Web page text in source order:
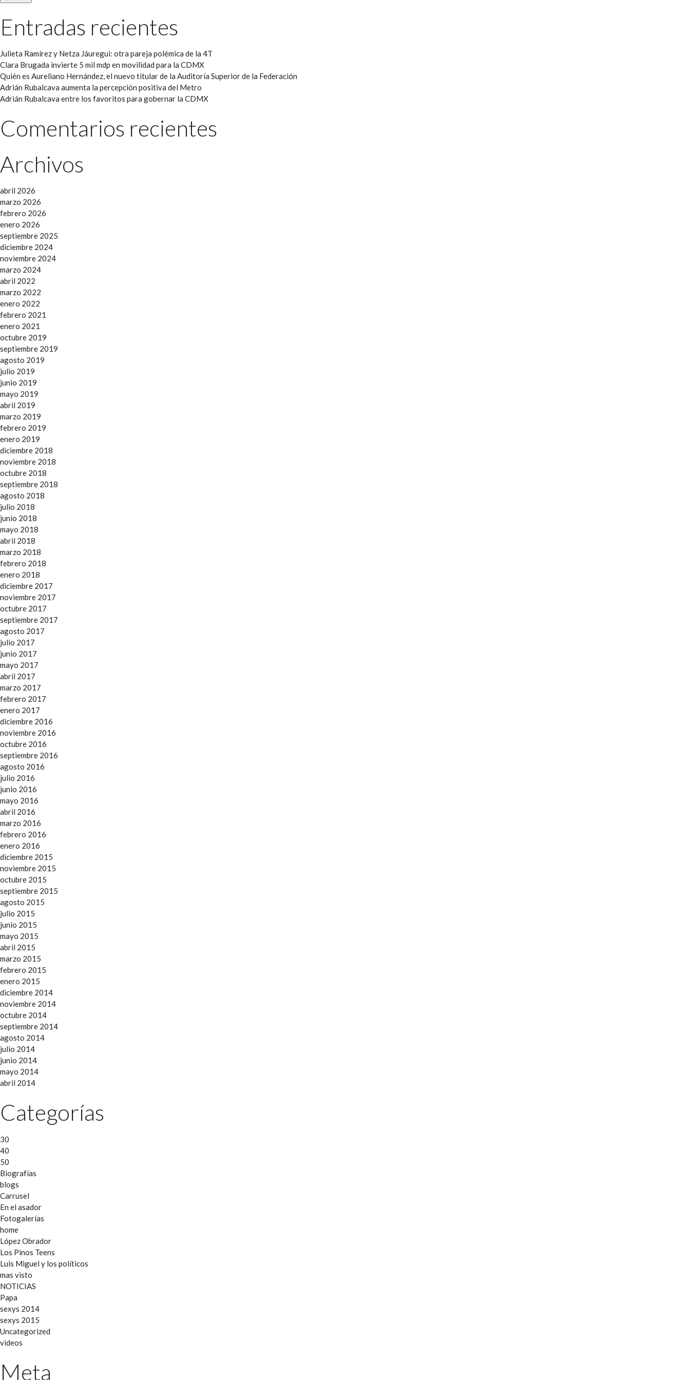
Entradas recientes
Julieta Ramírez y Netza Jáuregui: otra pareja polémica de la 4T
Clara Brugada invierte 5 mil mdp en movilidad para la CDMX
Quién es Aureliano Hernández, el nuevo titular de la Auditoría Superior de la Federación
Adrián Rubalcava aumenta la percepción positiva del Metro
Adrián Rubalcava entre los favoritos para gobernar la CDMX
Comentarios recientes
Archivos
abril 2026
marzo 2026
febrero 2026
enero 2026
septiembre 2025
diciembre 2024
noviembre 2024
marzo 2024
abril 2022
marzo 2022
enero 2022
febrero 2021
enero 2021
octubre 2019
septiembre 2019
agosto 2019
julio 2019
junio 2019
mayo 2019
abril 2019
marzo 2019
febrero 2019
enero 2019
diciembre 2018
noviembre 2018
octubre 2018
septiembre 2018
agosto 2018
julio 2018
junio 2018
mayo 2018
abril 2018
marzo 2018
febrero 2018
enero 2018
diciembre 2017
noviembre 2017
octubre 2017
septiembre 2017
agosto 2017
julio 2017
junio 2017
mayo 2017
abril 2017
marzo 2017
febrero 2017
enero 2017
diciembre 2016
noviembre 2016
octubre 2016
septiembre 2016
agosto 2016
julio 2016
junio 2016
mayo 2016
abril 2016
marzo 2016
febrero 2016
enero 2016
diciembre 2015
noviembre 2015
octubre 2015
septiembre 2015
agosto 2015
julio 2015
junio 2015
mayo 2015
abril 2015
marzo 2015
febrero 2015
enero 2015
diciembre 2014
noviembre 2014
octubre 2014
septiembre 2014
agosto 2014
julio 2014
junio 2014
mayo 2014
abril 2014
Categorías
30
40
50
Biografías
blogs
Carrusel
En el asador
Fotogalerías
home
López Obrador
Los Pinos Teens
Luis Miguel y los políticos
mas visto
NOTICIAS
Papa
sexys 2014
sexys 2015
Uncategorized
videos
Meta